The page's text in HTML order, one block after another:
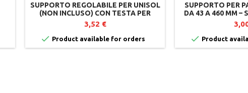
SUPPORTO REGOLABILE PER UNISOL
(NON INCLUSO) CON TESTA PER
PAVIMENTAZIONE – SOLIDOR
3,52 €
 Product available for orders
SUPPORTO PER
DA 43 A 460 MM –
DALL'ALTO
 Product